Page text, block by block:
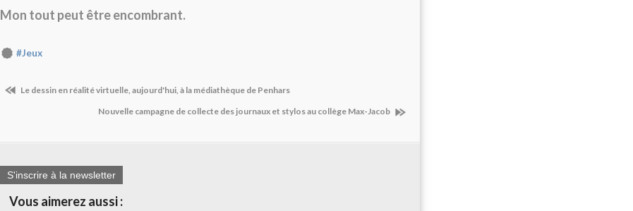
Mon tout peut être encombrant.
#Jeux
Le dessin en réalité virtuelle, aujourd'hui, à la médiathèque de Penhars
Nouvelle campagne de collecte des journaux et stylos au collège Max-Jacob
S'inscrire à la newsletter
Vous aimerez aussi :